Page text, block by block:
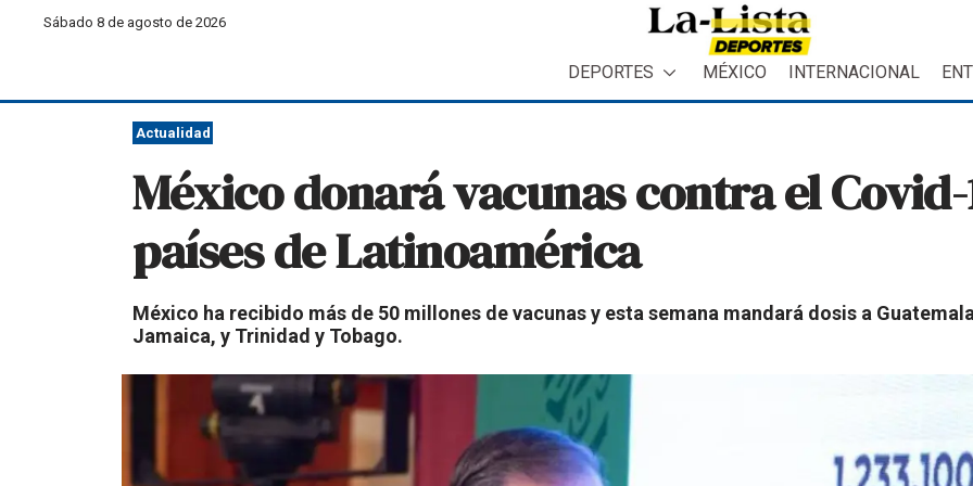
Sábado 8 de agosto de 2026
DEPORTES MÉXICO INTERNACIONAL
Actualidad
México donará vacunas contra el Covid-
países de Latinoamérica
México ha recibido más de 50 millones de vacunas y esta semana mandará dosis a
Jamaica, y Trinidad y Tobago.